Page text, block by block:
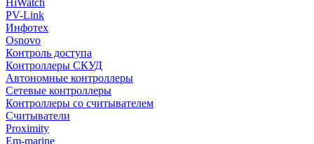
HiWatch
PV-Link
Инфотех
Osnovo
Контроль доступа
Контроллеры СКУД
Автономные контроллеры
Сетевые контроллеры
Контроллеры со считывателем
Считыватели
Proximity
Em-marine